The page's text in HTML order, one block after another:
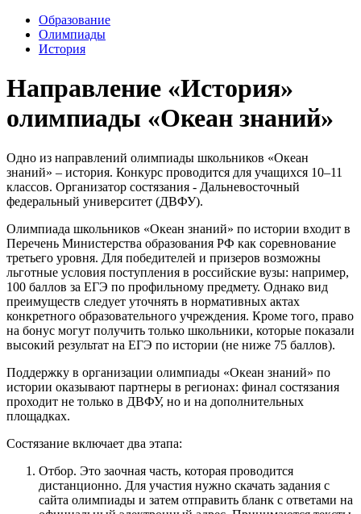
Образование
Олимпиады
История
Направление «История»
олимпиады «Океан знаний»
Одно из направлений олимпиады школьников «Океан
знаний» – история. Конкурс проводится для учащихся 10–11
классов. Организатор состязания - Дальневосточный
федеральный университет (ДВФУ).
Олимпиада школьников «Океан знаний» по истории входит в
Перечень Министерства образования РФ как соревнование
третьего уровня. Для победителей и призеров возможны
льготные условия поступления в российские вузы: например,
100 баллов за ЕГЭ по профильному предмету. Однако вид
преимуществ следует уточнять в нормативных актах
конкретного образовательного учреждения. Кроме того, право
на бонус могут получить только школьники, которые показали
высокий результат на ЕГЭ по истории (не ниже 75 баллов).
Поддержку в организации олимпиады «Океан знаний» по
истории оказывают партнеры в регионах: финал состязания
проходит не только в ДВФУ, но и на дополнительных
площадках.
Состязание включает два этапа:
Отбор. Это заочная часть, которая проводится
дистанционно. Для участия нужно скачать задания с
сайта олимпиады и затем отправить бланк с ответами на